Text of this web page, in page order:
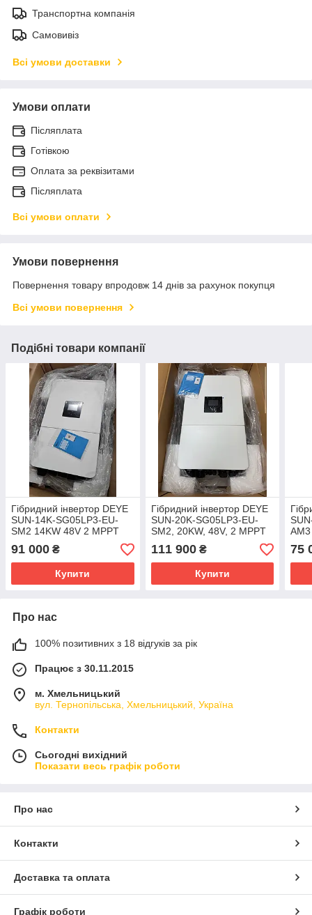
Транспортна компанія
Самовивіз
Всі умови доставки
Умови оплати
Післяплата
Готівкою
Оплата за реквізитами
Післяплата
Всі умови оплати
Умови повернення
Повернення товару впродовж 14 днів за рахунок покупця
Всі умови повернення
Подібні товари компанії
Гібридний інвертор DEYE
SUN-14K-SG05LP3-EU-
SM2 14KW 48V 2 MPPT
Wi-Fi 220/380V Трифазний
91 000 ₴
Купити
Гібридний інвертор DEYE
SUN-20K-SG05LP3-EU-
SM2, 20KW, 48V, 2 MPPT
Wi-Fi 220/380V Трифазний
111 900₴
Купити
75
Про нас
100% позитивних з 18 відгуків за рік
Працює з 30.11.2015
м. Хмельницький
вул. Тернопільська, Хмельницький, Україна
Контакти
Сьогодні вихідний
Показати весь графік роботи
Про нас
Контакти
Доставка та оплата
Графік роботи